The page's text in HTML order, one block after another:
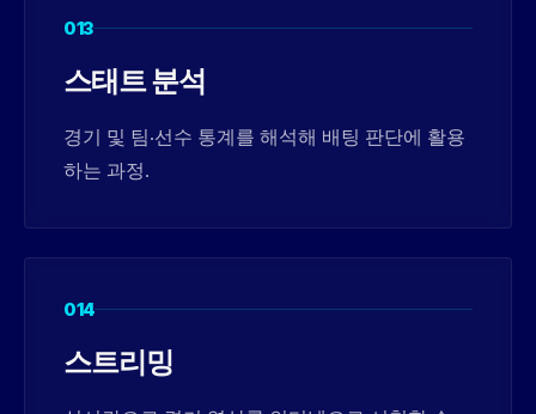
013
스태트 분석
경기 및 팀·선수 통계를 해석해 배팅 판단에 활용
하는 과정.
014
스트리밍